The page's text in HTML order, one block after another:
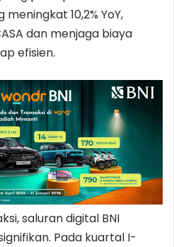
10,2% YoY,
dan menjaga biaya
efisien.
saluran digital BNI
Pada kuartal I-